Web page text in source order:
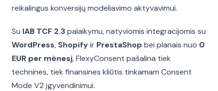
reikalingus konversijų modeliavimo aktyvavimui.
Su IAB TCF 2.3palaikymu, natyviomis integracijomis su
WordPress, Shopifyir PrestaShop bei planais nuo 0
EUR per mėnesį, FlexyConsent pašalina tiek
technines, tiek finansines kliūtis tinkamam Consent
Mode V2 įgyvendinimui.